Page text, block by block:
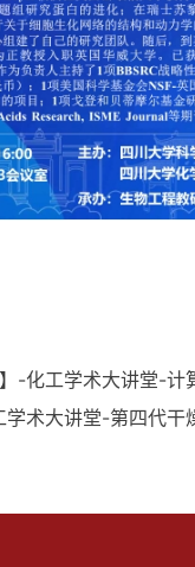
】-化工学术大讲堂-
学术大讲堂-第四代